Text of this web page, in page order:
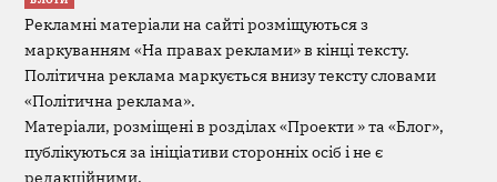
Рекламні матеріали на сайті розміщуються з
маркуванням «На правах реклами» в кінці тексту.
Політична реклама маркується внизу тексту словами
«Політична реклама».
Матеріали, розміщені в розділах «Проекти » та «Блог»,
публікуються за ініціативи сторонніх осіб і не є
редакційними.